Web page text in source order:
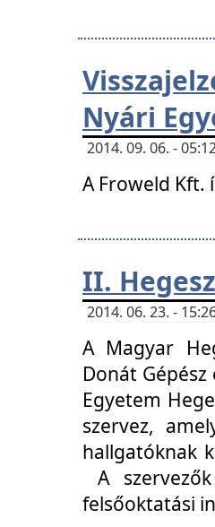
Nyári
2014. 09. 06. -
A Froweld
II.
2014. 06. 23. -
A Magyar
Donát
Egyetem
szervez,
hallgatóknak
A
felsőoktatási